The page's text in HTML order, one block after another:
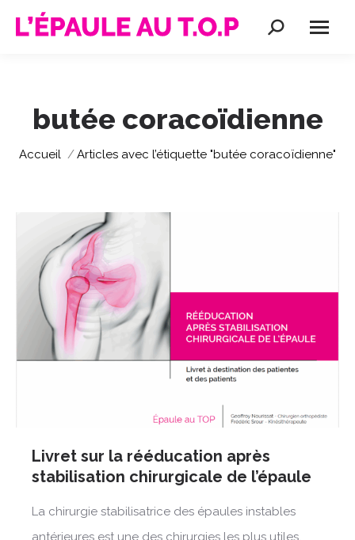
Recherche
butée coracoïdienne
Vous êtes ici :
Accueil Articles avec l’étiquette "butée coracoïdienne"
Livret sur la rééducation après
stabilisation chirurgicale de l’épaule
La chirurgie stabilisatrice des épaules instables
antérieures est une des chirurgies les plus utiles.